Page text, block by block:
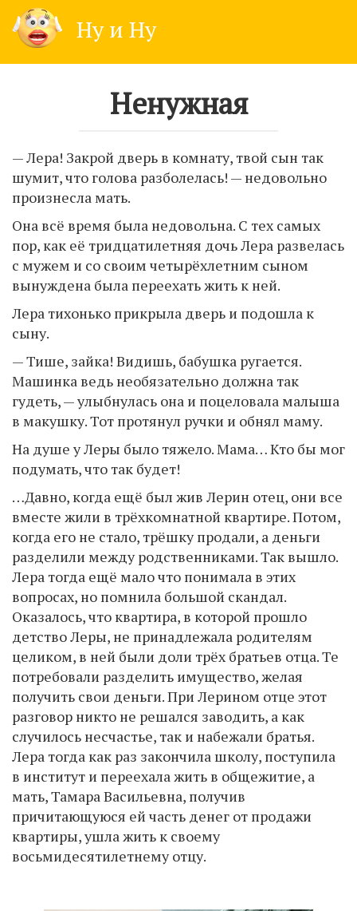
content
Ну и Ну
Ненужная
— Лера! Закрой дверь в комнату, твой сын так
шумит, что голова разболелась! — недовольно
произнесла мать.
Она всё время была недовольна. С тех самых
пор, как её тридцатилетняя дочь Лера развелась
с мужем и со своим четырёхлетним сыном
вынуждена была переехать жить к ней.
Лера тихонько прикрыла дверь и подошла к
сыну.
— Тише, зайка! Видишь, бабушка ругается.
Машинка ведь необязательно должна так
гудеть, — улыбнулась она и поцеловала малыша
в макушку. Тот протянул ручки и обнял маму.
На душе у Леры было тяжело. Мама… Кто бы мог
подумать, что так будет!
…Давно, когда ещё был жив Лерин отец, они все
вместе жили в трёхкомнатной квартире. Потом,
когда его не стало, трёшку продали, а деньги
разделили между родственниками. Так вышло.
Лера тогда ещё мало что понимала в этих
вопросах, но помнила большой скандал.
Оказалось, что квартира, в которой прошло
детство Леры, не принадлежала родителям
целиком, в ней были доли трёх братьев отца. Те
потребовали разделить имущество, желая
получить свои деньги. При Лерином отце этот
разговор никто не решался заводить, а как
случилось несчастье, так и набежали братья.
Лера тогда как раз закончила школу, поступила
в институт и переехала жить в общежитие, а
мать, Тамара Васильевна, получив
причитающуюся ей часть денег от продажи
квартиры, ушла жить к своему
восьмидесятилетнему отцу.